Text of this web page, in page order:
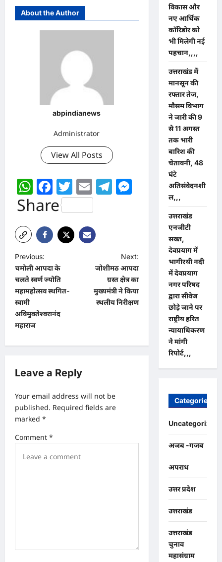
About the Author
abpindianews
Administrator
View All Posts
WhatsApp
Facebook
Twitter
EmailTelegram
Messenger
Share
P
o
s
t
n
i
a
t
o
Previous:
चमोली आपदा के
चलते स्वर्ण ज्योति
महामहोत्सव स्थगित-
स्वामी
अविमुक्तेश्वरानंद
महाराज
Next:
जोशीमठ आपदा
ग्रस्त क्षेत्र का
मुख्यमंत्री ने किया
स्थलीय निरीक्षण
Leave a Reply
Your email address will not be
published. Required fields are
marked *
Comment *
विकास और
नए आर्थिक
कॉरिडोर को
भी मिलेगी नई
पहचान,,,,
उत्तराखंड में
मानसून की
रफ्तार तेज,
मौसम विभाग
ने जारी की 9
से 11 अगस्त
तक भारी
बारिश की
चेतावनी, 48
घंटे
अतिसंवेदनशी
ल,,,
उत्तराखंड
एनजीटी
सख्त,
देवप्रयाग में
भागीरथी नदी
में देवप्रयाग
नगर परिषद
द्वारा सीवेज
छोड़े जाने पर
राष्ट्रीय हरित
न्यायाधिकरण
ने मांगी
रिपोर्ट,,,
Categories
Uncategorized
अजब -गजब
अपराध
उत्तर प्रदेश
उत्तराखंड
उत्तराखंड
चुनाव
महासंग्राम